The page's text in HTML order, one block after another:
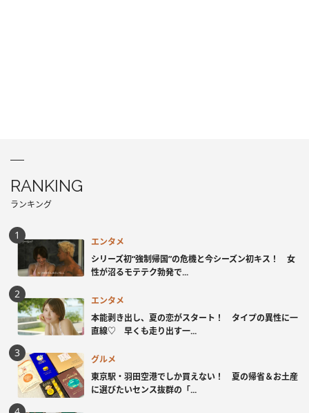
RANKING
ランキング
エンタメ
シリーズ初“強制帰国”の危機と今シーズン初キス！ 女
性が沼るモテテク勃発で...
エンタメ
本能剥き出し、夏の恋がスタート！ タイプの異性に一
直線♡ 早くも走り出す一...
グルメ
東京駅・羽田空港でしか買えない！ 夏の帰省＆お土産
に選びたいセンス抜群の「...